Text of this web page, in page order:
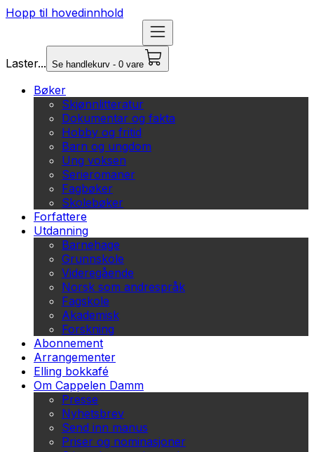
Hopp til hovedinnhold
Laster... Se handlekurv - 0 vare
Bøker
Skjønnlitteratur
Dokumentar og fakta
Hobby og fritid
Barn og ungdom
Ung voksen
Serieromaner
Fagbøker
Skolebøker
Forfattere
Utdanning
Barnehage
Grunnskole
Videregående
Norsk som andrespråk
Fagskole
Akademisk
Forskning
Abonnement
Arrangementer
Elling bokkafé
Om Cappelen Damm
Presse
Nyhetsbrev
Send inn manus
Priser og nominasjoner